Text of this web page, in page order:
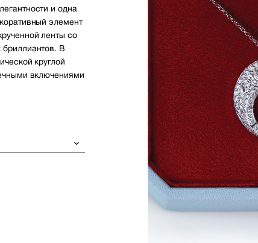
и одна
элемент
ленты со
бриллиантов. В
круглой
включениями